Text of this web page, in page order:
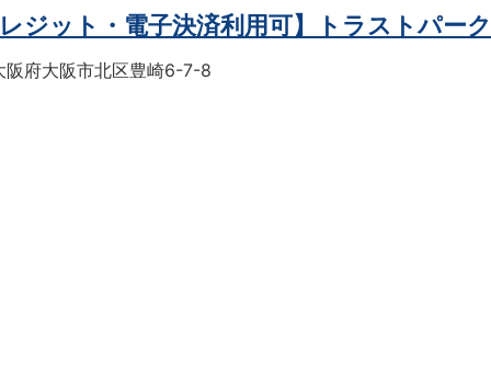
レジット・電子決済利用可】トラストパー
阪府大阪市北区豊崎6-7-8